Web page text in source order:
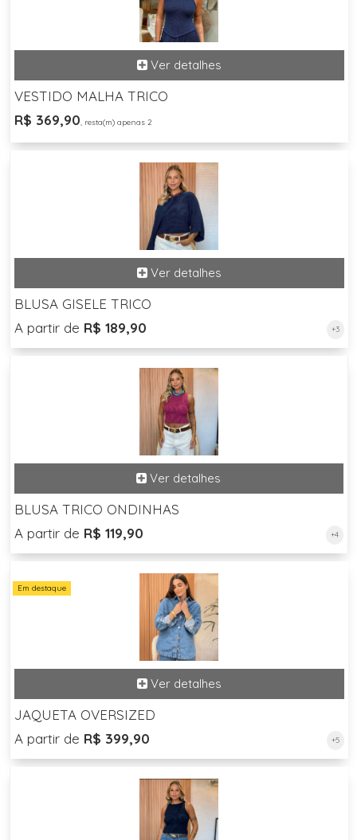
VESTIDO MALHA TRICO
R$ 369,90, resta(m) apenas 2
BLUSA GISELE TRICO
A partir de R$ 189,90 +3
BLUSA TRICO ONDINHAS
A partir de R$ 119,90 +4
Em destaque
JAQUETA OVERSIZED
A partir de R$ 399,90 +5